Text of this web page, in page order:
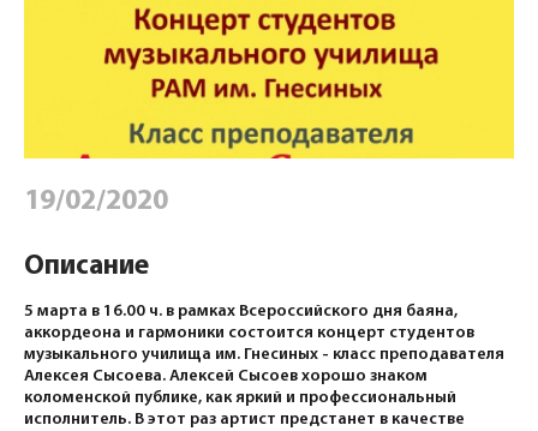
19/02/2020
Описание
5 марта в 16.00 ч. в рамках Всероссийского дня баяна,
аккордеона и гармоники состоится концерт студентов
музыкального училища им. Гнесиных - класс преподавателя
Алексея Сысоева. Алексей Сысоев хорошо знаком
коломенской публике, как яркий и профессиональный
исполнитель. В этот раз артист предстанет в качестве